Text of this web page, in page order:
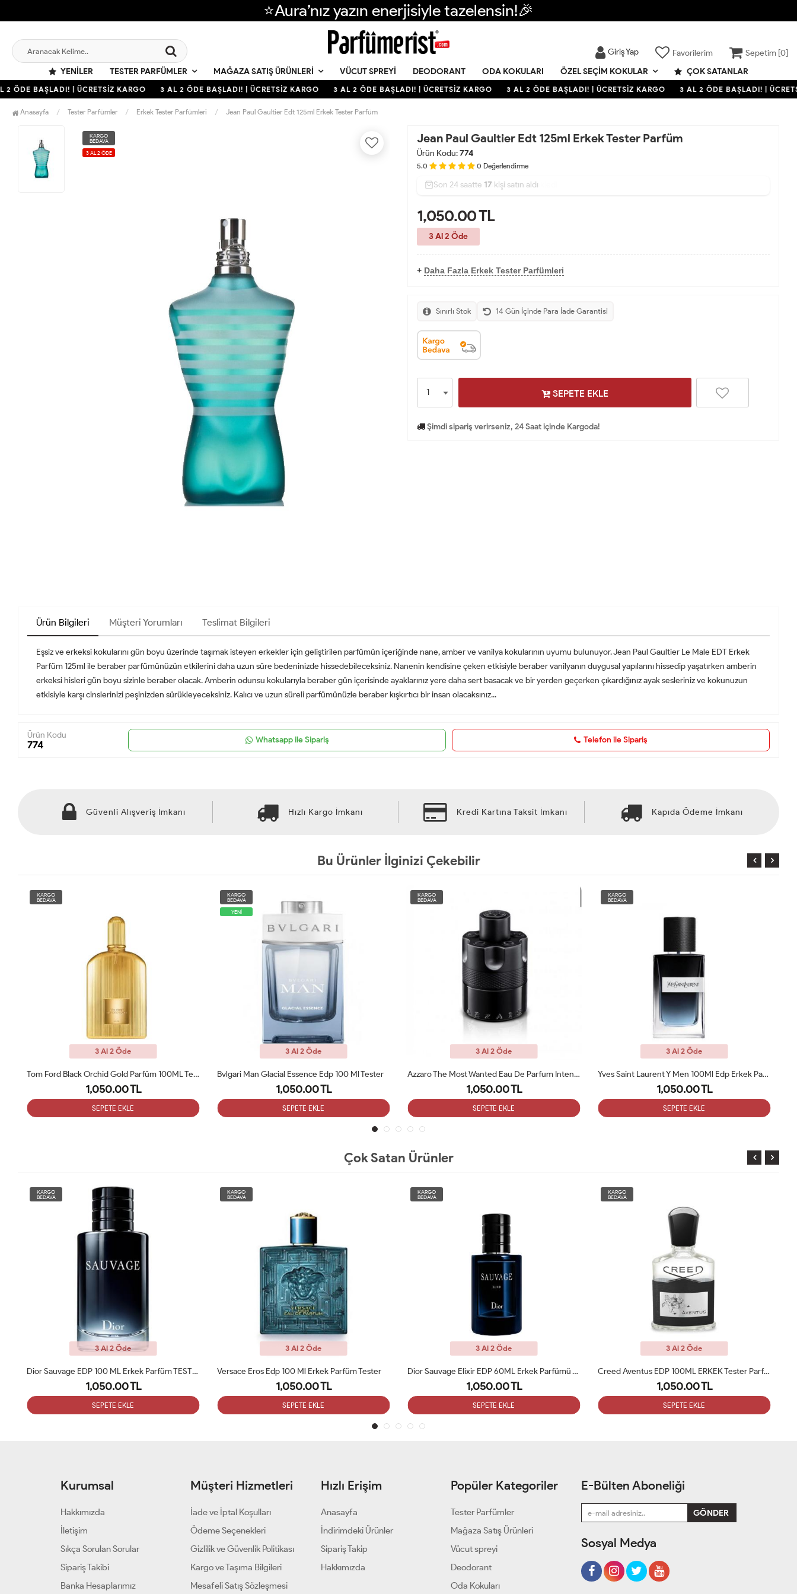
⭐Aura’nız yazın enerjisiyle tazelensin!🎉
Giriş Yap Favorilerim Sepetim [0]
YENILER
TESTER PARFÜMLER MAĞAZA SATIŞ ÜRÜNLERI VÜCUT SPREYI DEODORANT ODA KOKULARI ÖZEL SEÇIM KOKULAR ÇOK SATANLAR
ÖDE BAŞLADI! | ÜCRETSİZ KARGO 3 AL 2 ÖDE BAŞLADI! | ÜCRETSİZ KARGO 3 AL 2 ÖDE BAŞLADI! | ÜCRETSİZ KARGO 3 AL 2 ÖDE BAŞLADI! | ÜCRETSİZ KARGO 3 AL 2 ÖDE BAŞLADI! |
Anasayfa Tester Parfümler Erkek Tester Parfümleri Jean Paul Gaultier Edt 125ml Erkek Tester Parfüm
KARGO
BEDAVA
3 AL 2 ÖDE
Jean Paul Gaultier Edt 125ml Erkek Tester Parfüm
Ürün Kodu:774
5.0 0 Değerlendirme
38 63
Son 24 saatte 17 kişi satın aldı
1,050.00TL
3 Al 2 Öde
+ Daha Fazla Erkek Tester Parfümleri
Sınırlı Stok 14 Gün İçinde Para İade Garantisi
SEPETE EKLE
Şimdi sipariş verirseniz, 24 Saat içinde Kargoda!
Ürün Bilgileri Müşteri Yorumları Teslimat Bilgileri
Eşsiz ve erkeksi kokularını gün boyu üzerinde taşımak isteyen erkekler için geliştirilen parfümün içeriğinde nane, amber ve vanilya kokularının uyumu bulunuyor. Jean Paul Gaultier Le Male EDT Erkek
Parfüm 125ml ile beraber parfümünüzün etkilerini daha uzun süre bedeninizde hissedebileceksiniz. Nanenin kendisine çeken etkisiyle beraber vanilyanın duygusal yapılarını hissedip yaşatırken amberin
erkeksi hisleri gün boyu sizinle beraber olacak. Amberin odunsu kokularıyla beraber gün içerisinde ayaklarınız yere daha sert basacak ve bir yerden geçerken çıkardığınız ayak sesleriniz ve kokunuzun
etkisiyle karşı cinslerinizi peşinizden sürükleyeceksiniz. Kalıcı ve uzun süreli parfümünüzle beraber kışkırtıcı bir insan olacaksınız...
Ürün Kodu
774 Whatsapp ile Sipariş Telefon ile Sipariş
Güvenli Alışveriş İmkanı Hızlı Kargo İmkanı Kredi Kartına Taksit İmkanı Kapıda Ödeme İmkanı
Bu Ürünler İlginizi Çekebilir
KARGO
BEDAVA
3 Al 2 Öde
Bvlgari Man Glacial Essence Edp 100 Ml Tester
1,050.00 TL
SEPETE EKLE
KARGO
BEDAVA
3 Al 2 Öde
1,050.00 TL
SEPETE EKLE
KARGO
BEDAVA
3 Al 2 Öde
Yves Saint Laurent Y Men 100Ml Edp Erkek Parfüm Tester
1,050.00 TL
SEPETE EKLE
KARGO
BEDAVA
3 Al 2 Öde
Tom Ford Ombre Leather EDP 100ML Erkek Tester Parfüm
1,050.00 TL
SEPETE EKLE
Çok Satan Ürünler
KARGO
BEDAVA
3 Al 2 Öde
Versace Eros Edp 100 Ml Erkek Parfüm Tester
1,050.00 TL
SEPETE EKLE
KARGO
BEDAVA
3 Al 2 Öde
1,050.00 TL
SEPETE EKLE
KARGO
BEDAVA
3 Al 2 Öde
Creed Aventus EDP 100ML ERKEK Tester Parfüm
1,050.00 TL
SEPETE EKLE
KARGO
BEDAVA
3 Al 2 Öde
Chanel Blue De Chanel EDP 100ml Erkek Tester Parfüm
1,050.00 TL
SEPETE EKLE
Kurumsal
Hakkımızda
İletişim
Sıkça Sorulan Sorular
Sipariş Takibi
Banka Hesaplarımız
Müşteri Hizmetleri
İade ve İptal Koşulları
Ödeme Seçenekleri
Gizlilik ve Güvenlik Politikası
Kargo ve Taşıma Bilgileri
Mesafeli Satış Sözleşmesi
Hızlı Erişim
Anasayfa
İndirimdeki Ürünler
Sipariş Takip
Hakkımızda
Popüler Kategoriler
Tester Parfümler
Mağaza Satış Ürünleri
Vücut spreyi
Deodorant
Oda Kokuları
E-Bülten Aboneliği
Sosyal Medya